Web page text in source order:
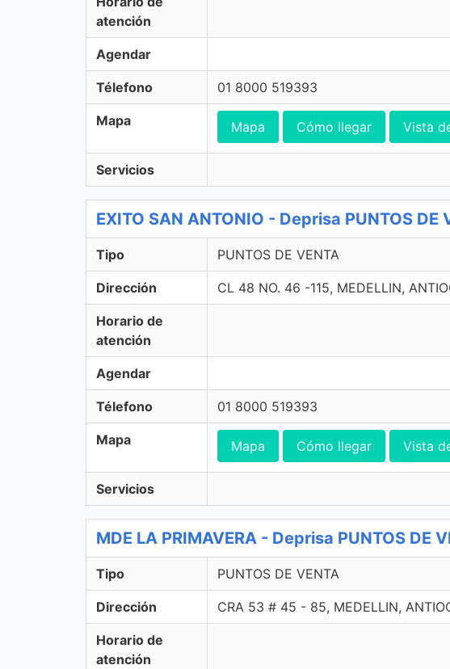
atención
Agendar
Télefono 01 8000 519393
Mapa Mapa Cómo llegar Vista
Servicios
EXITO SAN ANTONIO - Deprisa PUNTOS DE
Tipo PUNTOS DE VENTA
Dirección CL 48 NO. 46 -115, MEDELLIN,
Horario de
atención
Agendar
Télefono 01 8000 519393
Mapa Mapa Cómo llegar Vista
Servicios
MDE LA PRIMAVERA - Deprisa PUNTOS DE
Tipo PUNTOS DE VENTA
Dirección CRA 53 # 45 - 85, MEDELLIN,
Horario de
atención